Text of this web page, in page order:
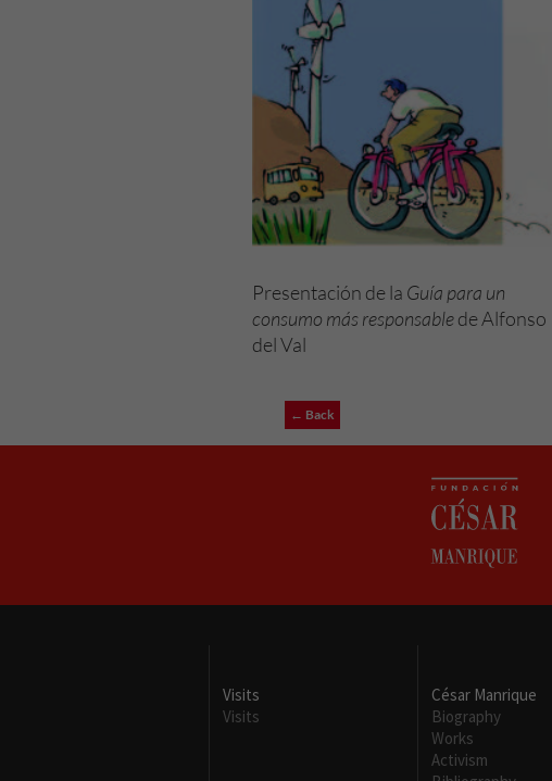
Presentación de la Guía para un
consumo más responsablede Alfonso
del Val
← Back
Visits
Visits
César Manrique
Biography
Works
Activism